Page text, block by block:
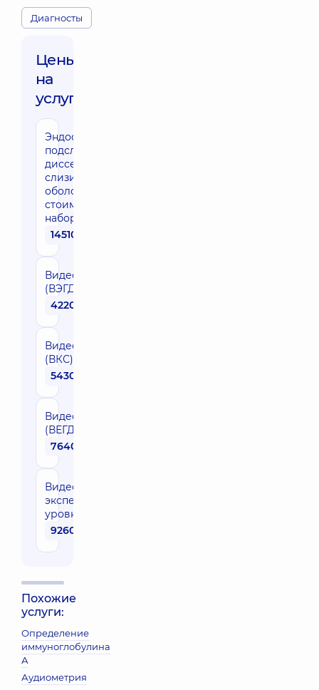
Диагносты
Цены
на
услуги:
Эндоскопическая
подслизистая
диссекция
слизистой
оболочки (без
стоимости
набора) ESD
14510 грн
Видеоэзофагогастродуоденоскопия
(ВЭГДСк)
4220 грн
Видеоколоноскопия
(ВКС)
5430 грн
Видеоезофагогастродуоденоскопия
(ВЕГДС) экспертного уровня
7640 грн
Видеоколоноскопия
экспертного (ВКС)
уровня
9260 грн
Похожие
услуги:
Определение
иммуноглобулина
А
Аудиометрия